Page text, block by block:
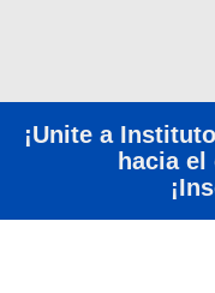
¡Unite a
hacia el